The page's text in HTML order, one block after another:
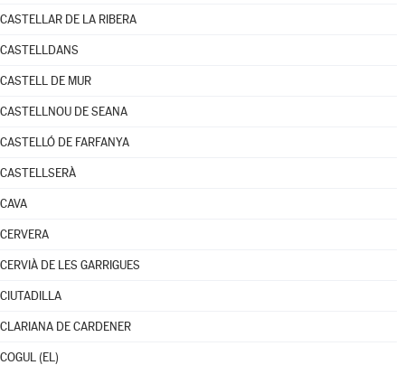
CASTELLAR DE LA RIBERA
CASTELLDANS
CASTELL DE MUR
CASTELLNOU DE SEANA
CASTELLÓ DE FARFANYA
CASTELLSERÀ
CAVA
CERVERA
CERVIÀ DE LES GARRIGUES
CIUTADILLA
CLARIANA DE CARDENER
COGUL (EL)